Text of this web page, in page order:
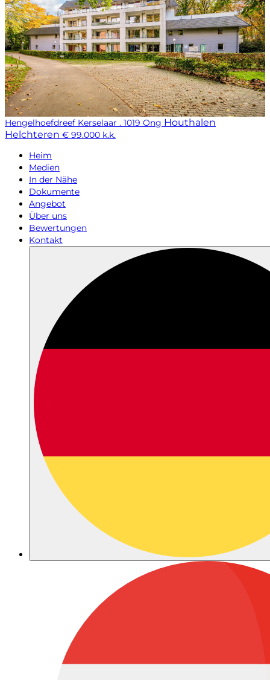
Hengelhoefdreef Kerselaar . 1019 Ong Houthalen
Helchteren € 99.000 k.k.
Heim
Medien
In der Nähe
Dokumente
Angebot
Über uns
Bewertungen
Kontakt